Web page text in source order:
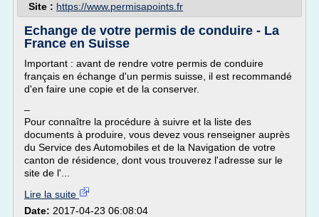
Site : https://www.permisapoints.fr
Echange de votre permis de conduire - La
France en Suisse
Important : avant de rendre votre permis de conduire
français en échange d'un permis suisse, il est recommandé
d'en faire une copie et de la conserver.
Pour connaître la procédure à suivre et la liste des
documents à produire, vous devez vous renseigner auprès
du Service des Automobiles et de la Navigation de votre
canton de résidence, dont vous trouverez l'adresse sur le
site de l'...
Lire la suite
Date: 2017-04-23 06:08:04